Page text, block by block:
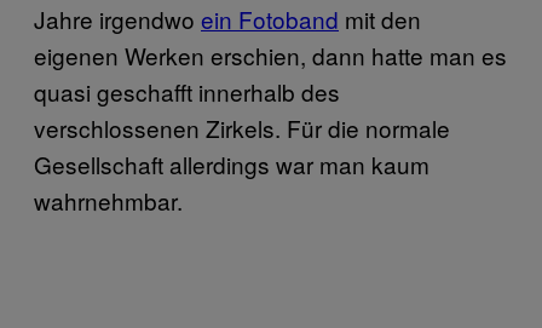
Jahre irgendwo ein Fotoband mit den
eigenen Werken erschien, dann hatte man es
quasi geschafft innerhalb des
verschlossenen Zirkels. Für die normale
Gesellschaft allerdings war man kaum
wahrnehmbar.